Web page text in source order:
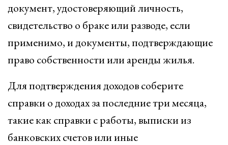
документ, удостоверяющий личность,
свидетельство о браке или разводе, если
применимо, и документы, подтверждающие
право собственности или аренды жилья.
Для подтверждения доходов соберите
справки о доходах за последние три месяца,
такие как справки с работы, выписки из
банковских счетов или иные